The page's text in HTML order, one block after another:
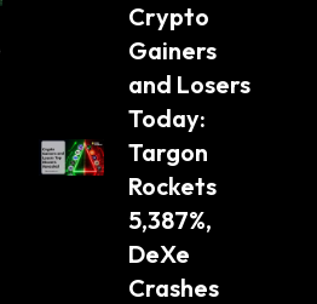
Crypto
Gainers
and Losers
Today:
Targon
Rockets
5,387%,
DeXe
Crashes